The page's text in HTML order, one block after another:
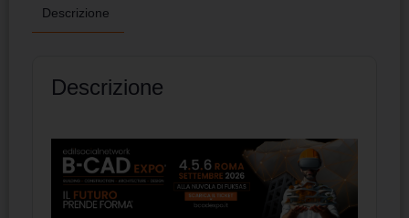
Descrizione
Descrizione